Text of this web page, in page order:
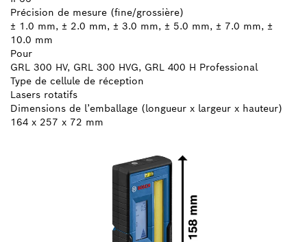
Précision de mesure (fine/grossière)
± 1.0 mm, ± 2.0 mm, ± 3.0 mm, ± 5.0 mm, ± 7.0 mm, ±
10.0 mm
Pour
GRL 300 HV, GRL 300 HVG, GRL 400 H Professional
Type de cellule de réception
Lasers rotatifs
Dimensions de l’emballage (longueur x largeur x hauteur)
164 x 257 x 72 mm